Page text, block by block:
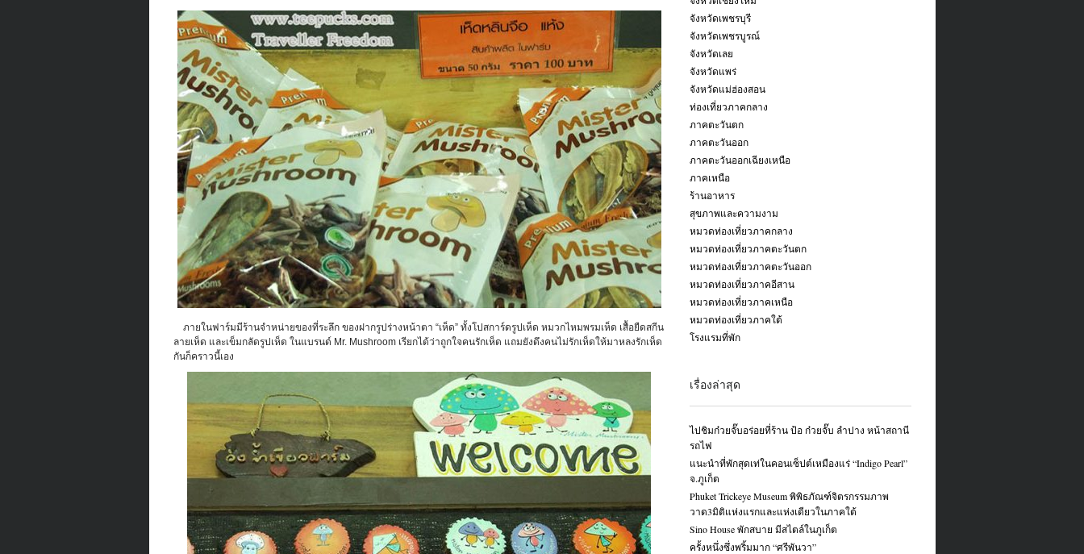
ภายในฟาร์มมีร้านจำหน่ายของที่ระลึก ของฝากรูปร่างหน้าตา “เห็ด” ทั้งโปสการ์ดรูปเห็ด หมวกไหมพรมเห็ด เสื้อยืดสกีน
ลายเห็ด และเข็มกลัดรูปเห็ด ในแบรนด์ Mr. Mushroom เรียกได้ว่าถูกใจคนรักเห็ด แถมยังดึงคนไม่รักเห็ดให้มาหลงรักเห็ด
กันก็คราวนี้เอง
จังหวัดเพชรบุรี
จังหวัดเพชรบูรณ์
จังหวัดเลย
จังหวัดแพร่
จังหวัดแม่ฮ่องสอน
ท่องเที่ยวภาคกลาง
ภาคตะวันตก
ภาคตะวันออก
ภาคตะวันออกเฉียงเหนือ
ภาคเหนือ
ร้านอาหาร
สุขภาพและความงาม
หมวดท่องเที่ยวภาคกลาง
หมวดท่องเที่ยวภาคตะวันตก
หมวดท่องเที่ยวภาคตะวันออก
หมวดท่องเที่ยวภาคอีสาน
หมวดท่องเที่ยวภาคเหนือ
หมวดท่องเที่ยวภาคใต้
โรงแรมที่พัก
เรื่องล่าสุด
ไปชิมก๋วยจั๊บอร่อยที่ร้าน ป้อ ก๋วยจั๊บ ลำปาง หน้าสถานี
รถไฟ
แนะนำที่พักสุดเท่ในคอนเซ็ปต์เหมืองแร่ “Indigo Pearl”
จ.ภูเก็ต
Phuket Trickeye Museum พิพิธภัณฑ์จิตรกรรมภาพ
วาด3มิติแห่งแรกและแห่งเดียวในภาคใต้
Sino House พักสบาย มีสไตล์ในภูเก็ต
ครั้งหนึ่งซึ่งพริ้มมาก “ศรีพันวา”